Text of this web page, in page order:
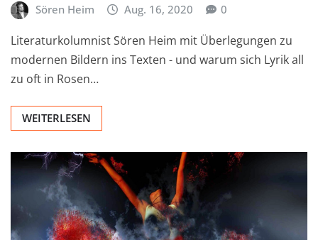
Sören Heim Aug. 16, 2020 0
Literaturkolumnist Sören Heim mit Überlegungen zu
modernen Bildern ins Texten - und warum sich Lyrik all
zu oft in Rosen…
WEITERLESEN